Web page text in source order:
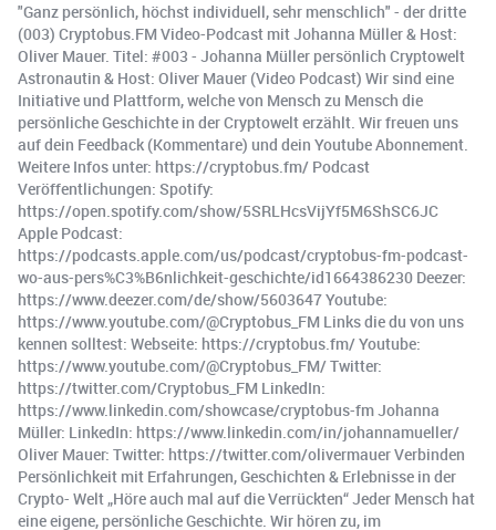
"Ganz persönlich, höchst individuell, sehr menschlich" - der dritte
(003) Cryptobus.FM Video-Podcast mit Johanna Müller & Host:
Oliver Mauer. Titel: #003 - Johanna Müller persönlich Cryptowelt
Astronautin & Host: Oliver Mauer (Video Podcast) Wir sind eine
Initiative und Plattform, welche von Mensch zu Mensch die
persönliche Geschichte in der Cryptowelt erzählt. Wir freuen uns
auf dein Feedback (Kommentare) und dein Youtube Abonnement.
Weitere Infos unter: https://cryptobus.fm/ Podcast
Veröffentlichungen: Spotify:
https://open.spotify.com/show/5SRLHcsVijYf5M6ShSC6JC
Apple Podcast:
https://podcasts.apple.com/us/podcast/cryptobus-fm-podcast-
wo-aus-pers%C3%B6nlichkeit-geschichte/id1664386230 Deezer:
https://www.deezer.com/de/show/5603647 Youtube:
https://www.youtube.com/@Cryptobus_FM Links die du von uns
kennen solltest: Webseite: https://cryptobus.fm/ Youtube:
https://www.youtube.com/@Cryptobus_FM/ Twitter:
https://twitter.com/Cryptobus_FM LinkedIn:
https://www.linkedin.com/showcase/cryptobus-fm Johanna
Müller: LinkedIn: https://www.linkedin.com/in/johannamueller/
Oliver Mauer: Twitter: https://twitter.com/olivermauer Verbinden
Persönlichkeit mit Erfahrungen, Geschichten & Erlebnisse in der
Crypto- Welt „Höre auch mal auf die Verrückten“ Jeder Mensch hat
eine eigene, persönliche Geschichte. Wir hören zu, im